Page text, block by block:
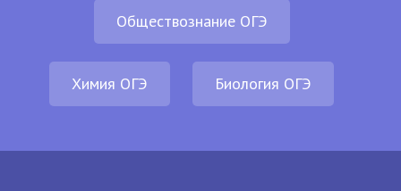
Обществознание ОГЭ
Химия ОГЭ Биология ОГЭ